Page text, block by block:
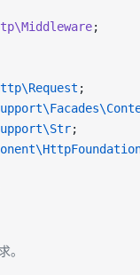
;
Request ;
Str;
。